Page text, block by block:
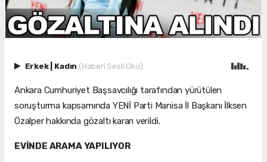
Erkek Kadın (Haberi Sesli Oku)
Ankara Cumhuriyet Başsavcılığı tarafından yürütülen
soruşturma kapsamında YENİ Parti Manisa İl Başkanı İlksen
Özalper hakkında gözaltı kararı verildi.
EVİNDE ARAMA YAPILIYOR